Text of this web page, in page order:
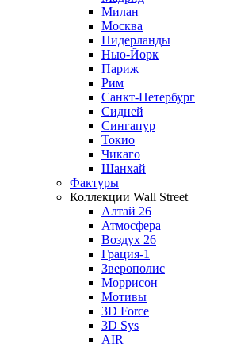
Милан
Москва
Нидерланды
Нью-Йорк
Париж
Рим
Санкт-Петербург
Сидней
Сингапур
Токио
Чикаго
Шанхай
Фактуры
Коллекции Wall Street
Алтай 26
Атмосфера
Воздух 26
Грация-1
Зверополис
Моррисон
Мотивы
3D Force
3D Sys
AIR